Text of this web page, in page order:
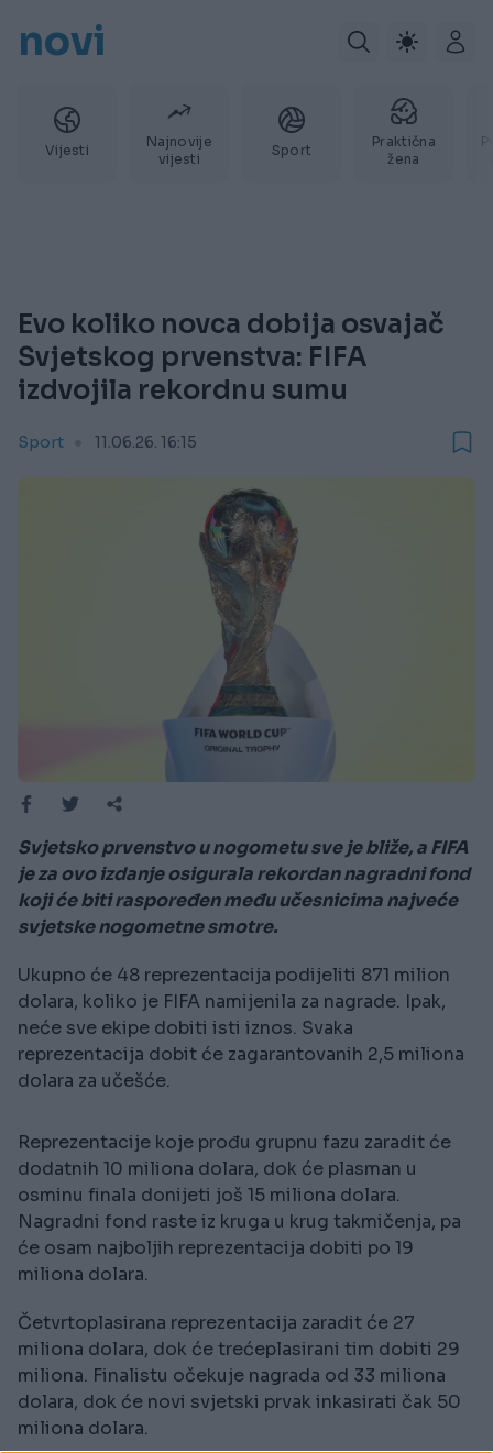
novi
Vijesti
Najnovije
vijesti
Sport
Praktična
žena
Evo koliko novca dobija osvajač
Svjetskog prvenstva: FIFA
izdvojila rekordnu sumu
Sport 11.06.26. 16:15
Svjetsko prvenstvo u nogometu sve je bliže, a FIFA
je za ovo izdanje osigurala rekordan nagradni fond
koji će biti raspoređen među učesnicima najveće
svjetske nogometne smotre.
Ukupno će 48 reprezentacija podijeliti 871 milion
dolara, koliko je FIFA namijenila za nagrade. Ipak,
neće sve ekipe dobiti isti iznos. Svaka
reprezentacija dobit će zagarantovanih 2,5 miliona
dolara za učešće.
Reprezentacije koje prođu grupnu fazu zaradit će
dodatnih 10 miliona dolara, dok će plasman u
osminu finala donijeti još 15 miliona dolara.
Nagradni fond raste iz kruga u krug takmičenja, pa
će osam najboljih reprezentacija dobiti po 19
miliona dolara.
Četvrtoplasirana reprezentacija zaradit će 27
miliona dolara, dok će trećeplasirani tim dobiti 29
miliona. Finalistu očekuje nagrada od 33 miliona
dolara, dok će novi svjetski prvak inkasirati čak 50
miliona dolara.